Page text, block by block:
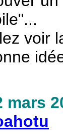
voir
mars